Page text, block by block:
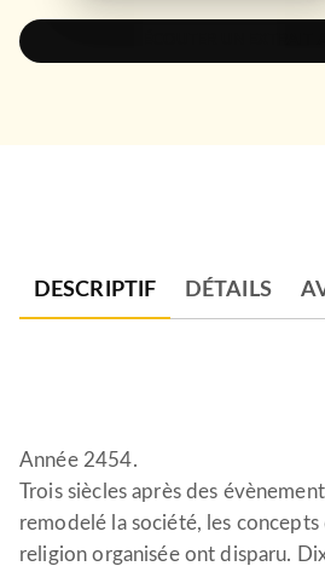
DESCRIPTIF DÉTAILS
Année 2454.
Trois siècles après des
remodelé la société, les
religion organisée ont disparu.